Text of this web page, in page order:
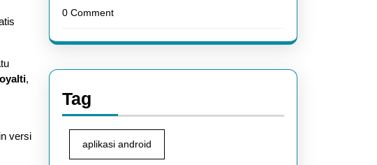
,
versi
0 Comment
Tag
aplikasi android